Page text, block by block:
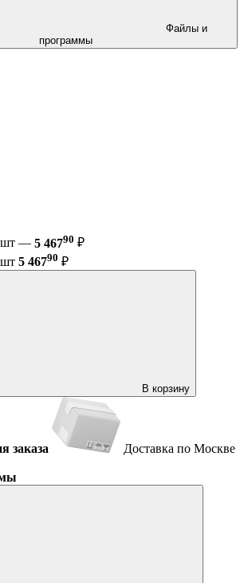
программы
шт — 5 46790 ₽
5 46790 ₽
В корзину
заказа
Доставка по Москве